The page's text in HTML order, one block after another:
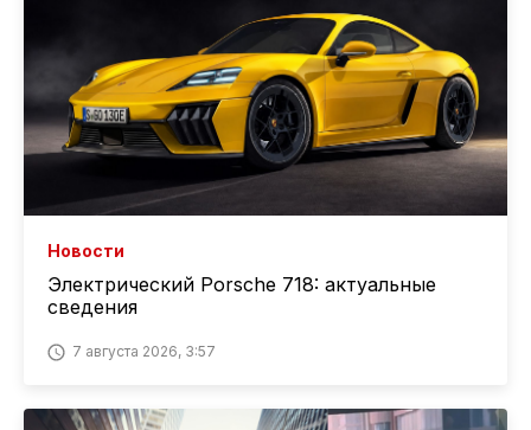
Новости
Электрический Porsche 718: актуальные
сведения
7 августа 2026, 3:57